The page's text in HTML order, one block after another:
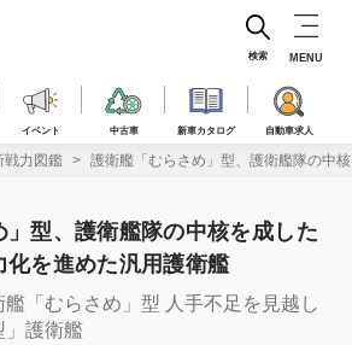
イベント 中古車 新車カタログ 自動車求人
検索 MENU
戦力図鑑 護衛艦「むらさめ」型、護衛艦隊の中
型、護衛艦隊の中核を成した
化を進めた汎用護衛艦
「むらさめ」型 人手不足を見越し
」護衛艦